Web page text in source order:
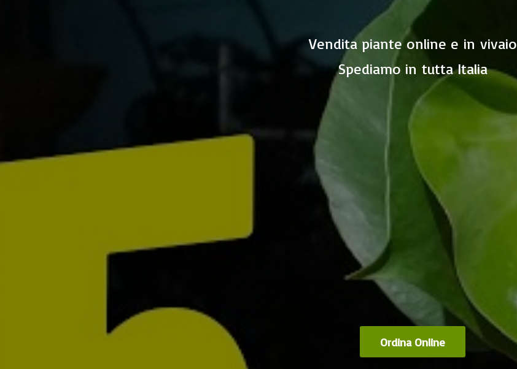
Vendita piante online e in vivaio
Spediamo in tutta Italia
Ordina Online